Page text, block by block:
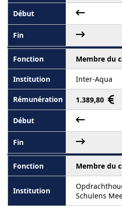
Membre du
Inter-Aqua
1.389,80
Membre du
Schulens